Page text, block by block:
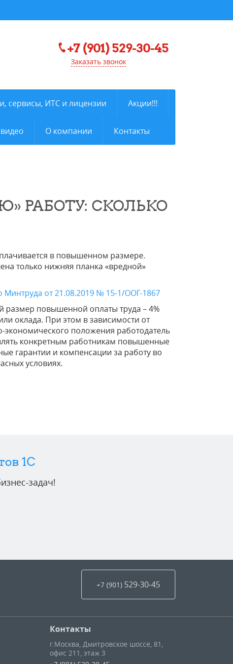
+7 (901) 529-30-45
Заказать звонок
сервисы, ИТС и лицензии Акции!!!
О компании Контакты
РАБОТУ: СКОЛЬКО
в повышенном размере.
только нижняя планка «вредной»
Минтруда от 21.08.2019 № 15-1/ООГ-1867
размер повышенной оплаты труда – 4%
оклада. При этом в зависимости от
экономического положения работодатель
конкретным работникам повышенные
гарантии и компенсации за работу во
условиях.
1C
задач!
+7 (901) 529-30-45
Контакты
г.Москва Дмитровское шоссе, 81,
офис 211, этаж 3